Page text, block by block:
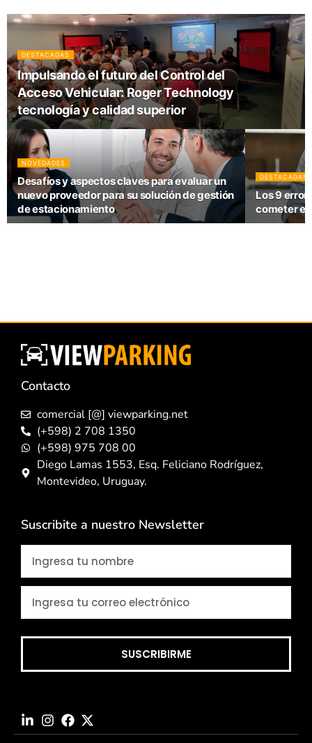
DESTACADAS
Impulsando el futuro del Control del
Acceso Vehicular: Roger Technology
tecnología y calidad superior
NOVEDADES
Desafíos y aspectos claves para evaluar un
nuevo proveedor para su solución de gestión
de estacionamiento
DESTACADAS
Los 9
cometer
Contacto
comercial [@] viewparking.net
(+598) 2 708 1350
(+598) 975 708 00
Diego Lamas 1553, Esq. Feliciano Rodríguez,
Montevideo, Uruguay.
Suscribite a nuestro Newsletter
SUSCRIBIRME